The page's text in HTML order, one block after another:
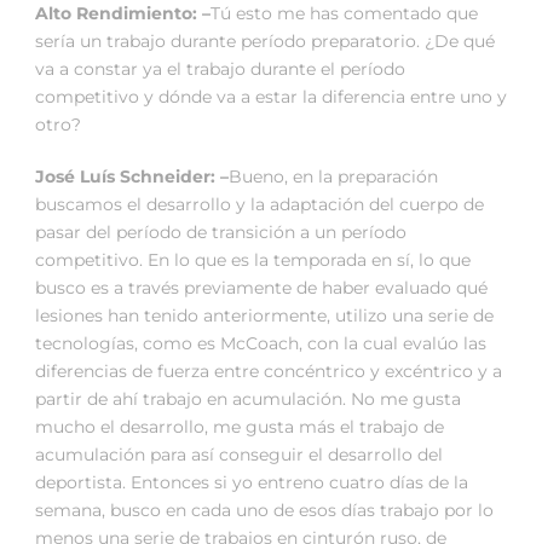
Alto Rendimiento: –Tú esto me has comentado que
sería un trabajo durante período preparatorio. ¿De qué
va a constar ya el trabajo durante el período
competitivo y dónde va a estar la diferencia entre uno y
otro?
José Luís Schneider: –Bueno, en la preparación
buscamos el desarrollo y la adaptación del cuerpo de
pasar del período de transición a un período
competitivo. En lo que es la temporada en sí, lo que
busco es a través previamente de haber evaluado qué
lesiones han tenido anteriormente, utilizo una serie de
tecnologías, como es McCoach, con la cual evalúo las
diferencias de fuerza entre concéntrico y excéntrico y a
partir de ahí trabajo en acumulación. No me gusta
mucho el desarrollo, me gusta más el trabajo de
acumulación para así conseguir el desarrollo del
deportista. Entonces si yo entreno cuatro días de la
semana, busco en cada uno de esos días trabajo por lo
menos una serie de trabajos en cinturón ruso, de